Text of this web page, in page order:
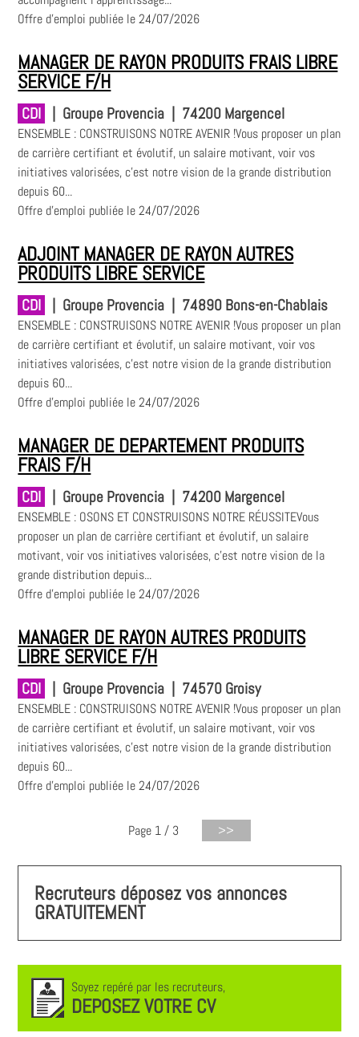
Offre d'emploi publiée le 24/07/2026
MANAGER DE RAYON PRODUITS FRAIS LIBRE
SERVICE F/H
CDI | Groupe Provencia | 74200 Margencel
ENSEMBLE : CONSTRUISONS NOTRE AVENIR !Vous proposer un plan
de carrière certifiant et évolutif, un salaire motivant, voir vos
initiatives valorisées, c’est notre vision de la grande distribution
depuis 60...
Offre d'emploi publiée le 24/07/2026
ADJOINT MANAGER DE RAYON AUTRES
PRODUITS LIBRE SERVICE
CDI | Groupe Provencia | 74890 Bons-en-Chablais
ENSEMBLE : CONSTRUISONS NOTRE AVENIR !Vous proposer un plan
de carrière certifiant et évolutif, un salaire motivant, voir vos
initiatives valorisées, c’est notre vision de la grande distribution
depuis 60...
Offre d'emploi publiée le 24/07/2026
MANAGER DE DEPARTEMENT PRODUITS
FRAIS F/H
CDI | Groupe Provencia | 74200 Margencel
ENSEMBLE : OSONS ET CONSTRUISONS NOTRE RÉUSSITEVous
proposer un plan de carrière certifiant et évolutif, un salaire
motivant, voir vos initiatives valorisées, c’est notre vision de la
grande distribution depuis...
Offre d'emploi publiée le 24/07/2026
MANAGER DE RAYON AUTRES PRODUITS
LIBRE SERVICE F/H
CDI | Groupe Provencia | 74570 Groisy
ENSEMBLE : CONSTRUISONS NOTRE AVENIR !Vous proposer un plan
de carrière certifiant et évolutif, un salaire motivant, voir vos
initiatives valorisées, c’est notre vision de la grande distribution
depuis 60...
Offre d'emploi publiée le 24/07/2026
Page 1 / 3
Recruteurs déposez vos annonces
GRATUITEMENT
Soyez repéré par les recruteurs,
DEPOSEZ VOTRE CV